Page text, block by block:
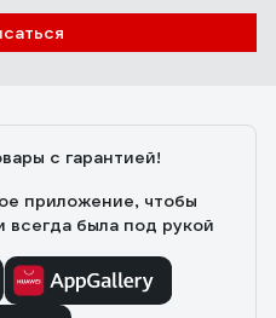
с гарантией!
приложение, чтобы
всегда была под рукой